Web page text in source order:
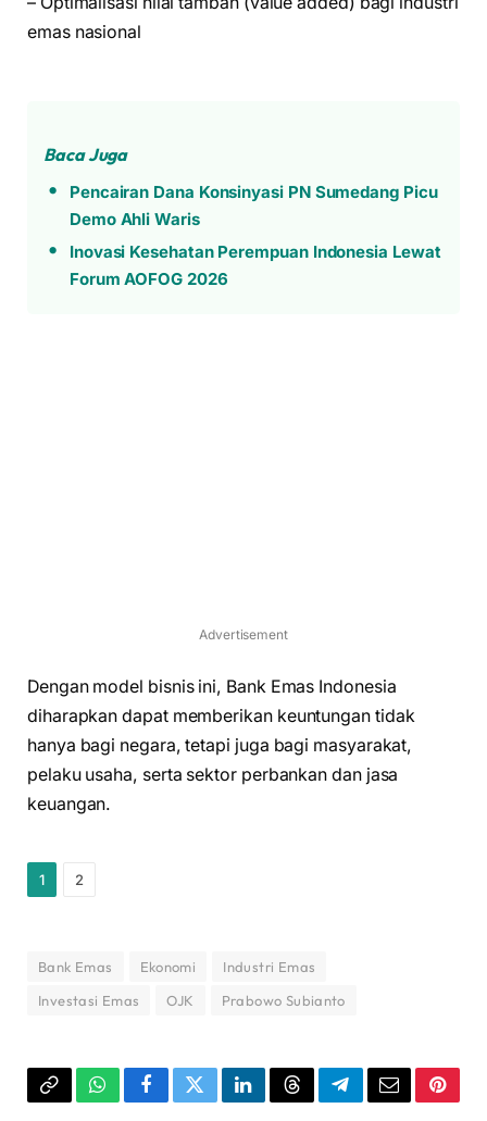
emas nasional
Baca Juga
Pencairan Dana Konsinyasi PN Sumedang Picu
Demo Ahli Waris
Inovasi Kesehatan Perempuan Indonesia Lewat
Forum AOFOG 2026
Advertisement
Dengan model bisnis ini, Bank Emas Indonesia
diharapkan dapat memberikan keuntungan tidak
hanya bagi negara, tetapi juga bagi masyarakat,
pelaku usaha, serta sektor perbankan dan jasa
keuangan.
1 2
Bank Emas Ekonomi
Industri Emas
Investasi Emas
OJK Prabowo Subianto
Copy WhatsAppFacebookTwitterLinkedInThreadsTelegramEmail